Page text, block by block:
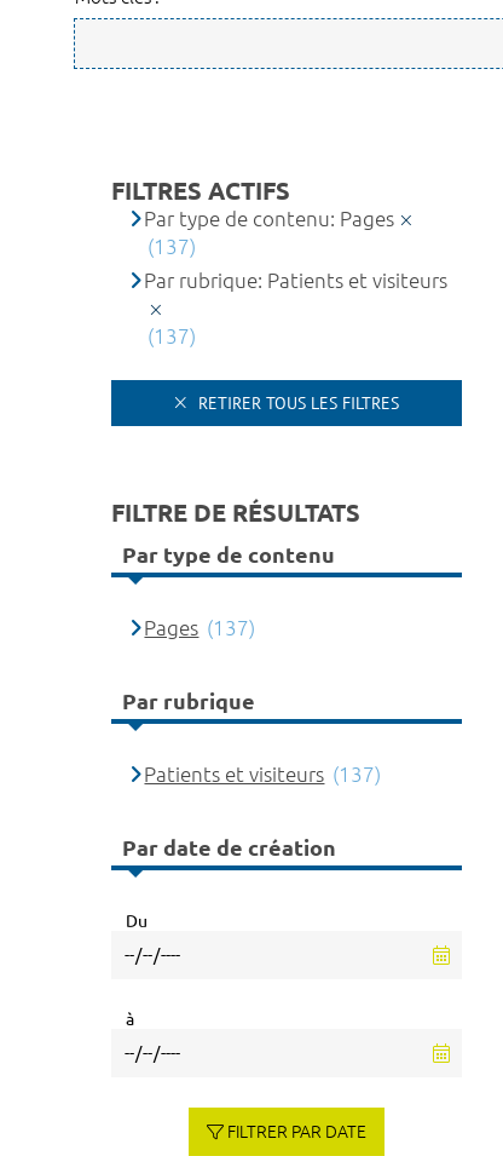
FILTRES ACTIFS
Par type de contenu: Pages
(137)
Par rubrique: Patients et visiteurs
(137)
RETIRER TOUS LES FILTRES
FILTRE DE RÉSULTATS
Par type de contenu
Pages (137)
Par rubrique
Patients et visiteurs (137)
Par date de création
Du
à
FILTRER PAR DATE